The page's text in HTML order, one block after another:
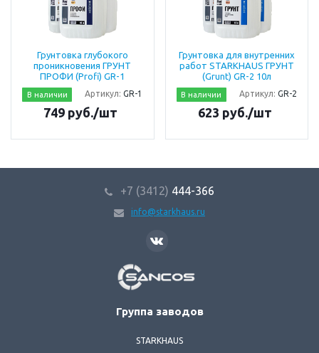
Грунтовка глубокого
проникновения ГРУНТ
ПРОФИ (Profi) GR-1
В наличии Артикул:GR-1
749 руб./шт
Грунтовка для внутренних
работ STARKHAUS ГРУНТ
(Grunt) GR-2 10л
В наличии Артикул: GR-2
623 руб./шт
+7 (3412) 444-366
info@starkhaus.ru
Группа заводов
STARKHAUS